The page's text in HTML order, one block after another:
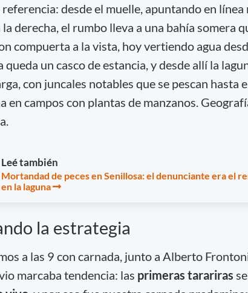
referencia: desde el muelle, apuntando en
la derecha, el rumbo lleva a una bahía somera
compuerta a la vista, hoy vertiendo agua
queda un casco de estancia, y desde allí la
con juncales notables que se pescan hasta
en campos con plantas de manzanos.
Leé también
Mortandad de peces en Senillosa: el denunciante era el
en la laguna
la estrategia
a las 9 con carnada, junto a Alberto
marcaba tendencia: las primeras tarariras